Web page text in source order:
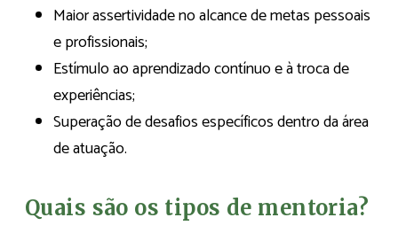
Maior assertividade no alcance de metas pessoais
e profissionais;
Estímulo ao aprendizado contínuo e à troca de
experiências;
Superação de desafios específicos dentro da área
de atuação.
Quais são os tipos de mentoria?